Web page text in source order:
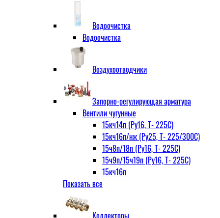
Водоочистка
Водоочистка
Воздухоотводчики
Запорно-регулирующая арматура
Вентили чугунные
15кч14п (Ру16, Т- 225С)
15кч16п/нж (Ру25, Т- 225/300С)
15ч8п/18п (Ру16, Т- 225С)
15ч9п/15ч19п (Ру16, Т- 225С)
15кч16п
Показать все
Коллекторы